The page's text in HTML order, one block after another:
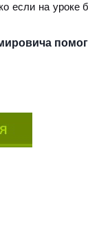
если на уроке